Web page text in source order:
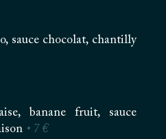
sauce chocolat, chantilly
banane fruit, sauce
• 7 €